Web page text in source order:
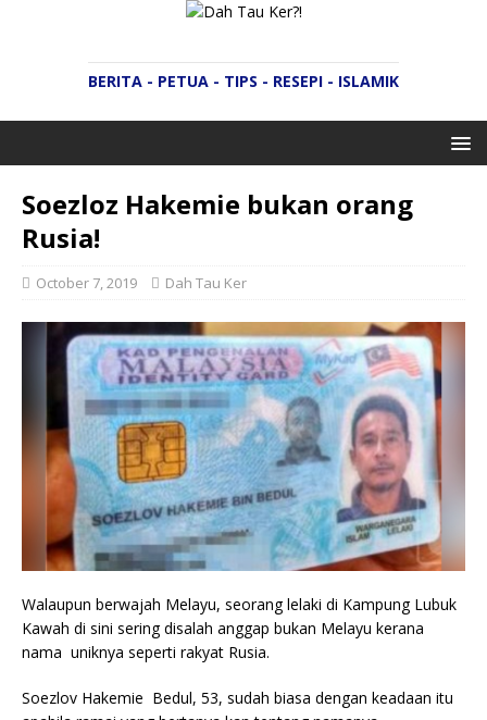
BERITA - PETUA - TIPS - RESEPI - ISLAMIK
Soezloz Hakemie bukan orang
Rusia!
October 7, 2019 Dah Tau Ker
Walaupun berwajah Melayu, seorang lelaki di Kampung Lubuk
Kawah di sini sering disalah anggap bukan Melayu kerana
nama uniknya seperti rakyat Rusia.
Soezlov Hakemie Bedul, 53, sudah biasa dengan keadaan itu